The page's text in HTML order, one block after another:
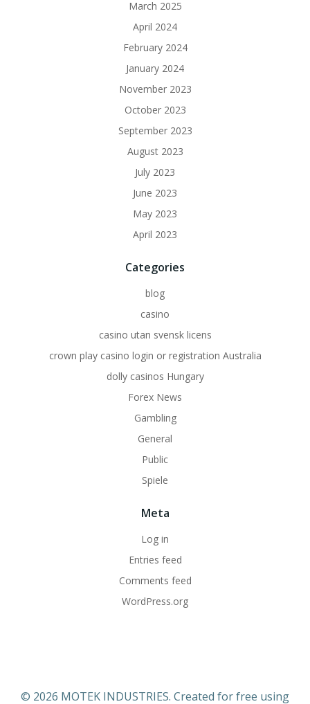
March 2025
April 2024
February 2024
January 2024
November 2023
October 2023
September 2023
August 2023
July 2023
June 2023
May 2023
April 2023
Categories
blog
casino
casino utan svensk licens
crown play casino login or registration Australia
dolly casinos Hungary
Forex News
Gambling
General
Public
Spiele
Meta
Log in
Entries feed
Comments feed
WordPress.org
© 2026 MOTEK INDUSTRIES. Created for free using